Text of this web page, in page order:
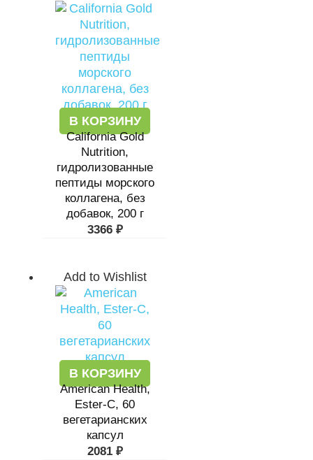
В КОРЗИНУ
California Gold
Nutrition,
гидролизованные
пептиды морского
коллагена, без
добавок, 200 г
3366 ₽
Add to Wishlist
В КОРЗИНУ
American Health,
Ester-C, 60
вегетарианских
капсул
2081 ₽